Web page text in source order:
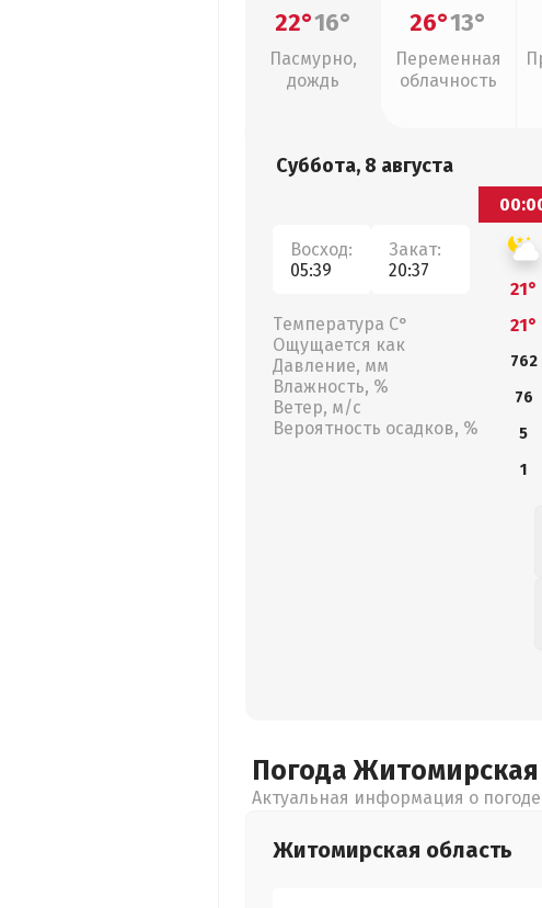
22°16°
Пасмурно,
дождь
26°13°
Переменная
облачность
Суббота, 8 августа
Восход:
05:39
Закат:
20:37
Температура С°
Ощущается как
Давление, мм
Влажность, %
Ветер, м/с
Вероятность осадков, %
21°
21°
762
76
5
1
Погода Житомирская
Актуальная информация о
Житомирская область